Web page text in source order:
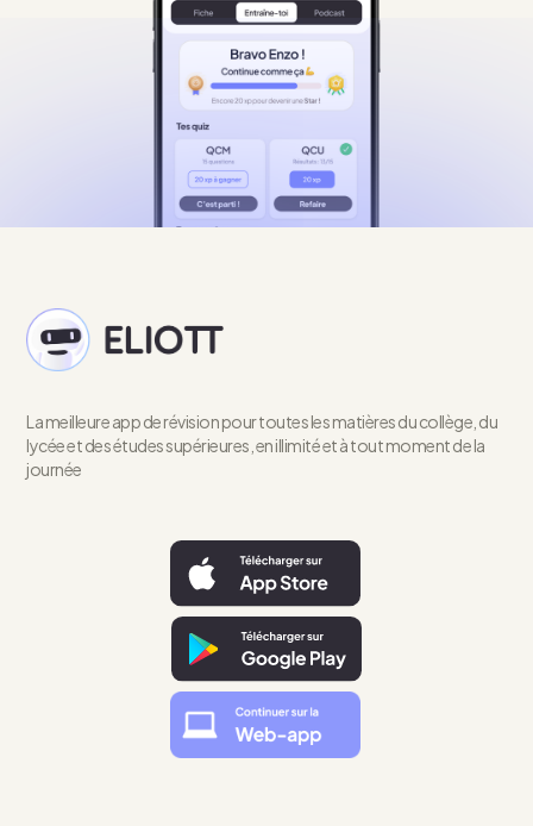
La meilleure app de révision pour toutes les matières du collège, du
lycée et des études supérieures, en illimité et à tout moment de la
journée